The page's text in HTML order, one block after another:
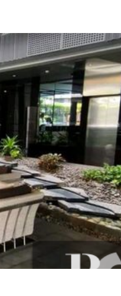
เพิ่มยูนิตเปรียบเทียบ
รายการที่ 3